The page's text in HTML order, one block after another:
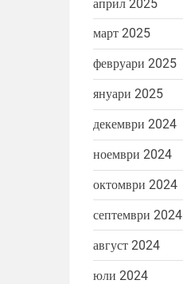
април 2025
март 2025
февруари 2025
януари 2025
декември 2024
ноември 2024
октомври 2024
септември 2024
август 2024
юли 2024